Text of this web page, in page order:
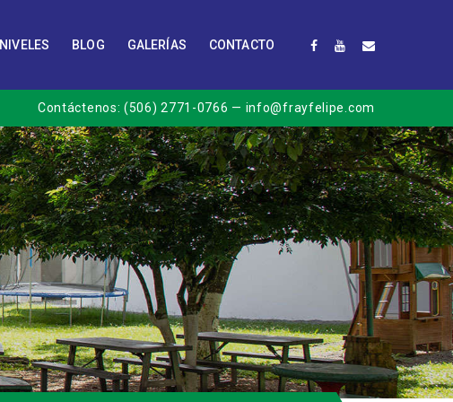
NIVELES BLOG GALERÍAS CONTACTO
Contáctenos:(506) 2771-0766 — info@frayfelipe.com